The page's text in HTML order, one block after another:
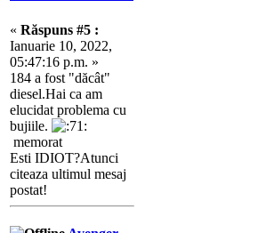
« Răspuns #5 :
Ianuarie 10, 2022,
05:47:16 p.m. »
184 a fost "dăcât"
diesel.Hai ca am
elucidat problema cu
bujiile.
memorat
Esti IDIOT?Atunci
citeaza ultimul mesaj
postat!